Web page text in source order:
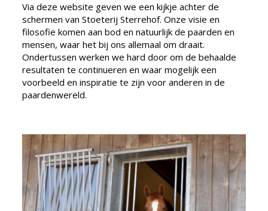
Via deze website geven we een kijkje achter de
schermen van Stoeterij Sterrehof. Onze visie en
filosofie komen aan bod en natuurlijk de paarden en
mensen, waar het bij ons allemaal om draait.
Ondertussen werken we hard door om de behaalde
resultaten te continueren en waar mogelijk een
voorbeeld en inspiratie te zijn voor anderen in de
paardenwereld.